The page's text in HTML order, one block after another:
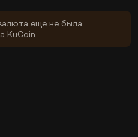
еще не была
KuCoin.